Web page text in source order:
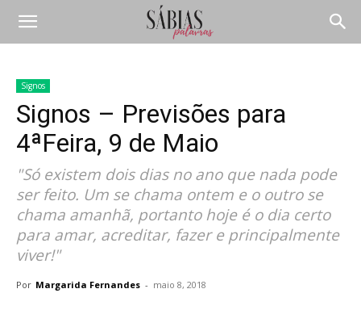
Signos
Signos – Previsões para
4ªFeira, 9 de Maio
"Só existem dois dias no ano que nada pode
ser feito. Um se chama ontem e o outro se
chama amanhã, portanto hoje é o dia certo
para amar, acreditar, fazer e principalmente
viver!"
Por Margarida Fernandes - maio 8, 2018